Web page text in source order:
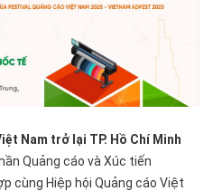
Nam trở lại TP. Hồ Chí Minh
Quảng cáo và Xúc tiến
cùng Hiệp hội Quảng cáo Việt